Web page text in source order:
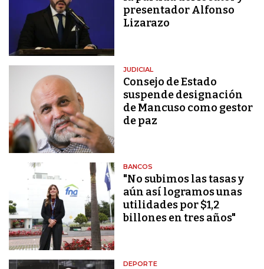
presentador Alfonso
Lizarazo
JUDICIAL
Consejo de Estado
suspende designación
de Mancuso como gestor
de paz
BANCOS
"No subimos las tasas y
aún así logramos unas
utilidades por $1,2
billones en tres años"
DEPORTE